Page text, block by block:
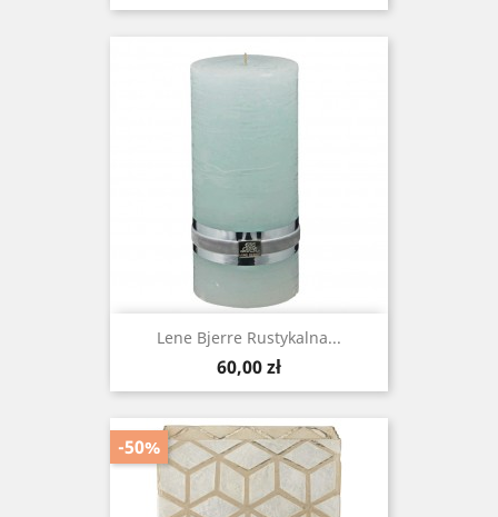
Lene Bjerre Rustykalna...
Cena
60,00 zł
-50%